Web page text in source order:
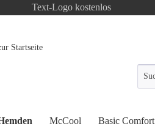
Text-Logo kostenlos
McCool Basic Comfort